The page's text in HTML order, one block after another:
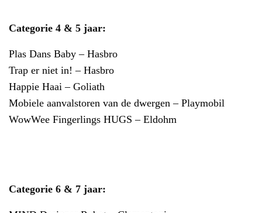
Categorie 4 & 5 jaar:
Plas Dans Baby – Hasbro
Trap er niet in! – Hasbro
Happie Haai – Goliath
Mobiele aanvalstoren van de dwergen – Playmobil
WowWee Fingerlings HUGS – Eldohm
Categorie 6 & 7 jaar: